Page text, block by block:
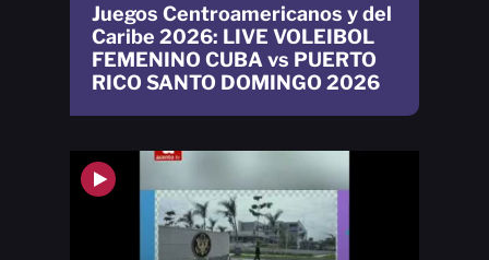
Juegos Centroamericanos y del
Caribe 2026: LIVE VOLEIBOL
FEMENINO CUBA vs PUERTO
RICO SANTO DOMINGO 2026